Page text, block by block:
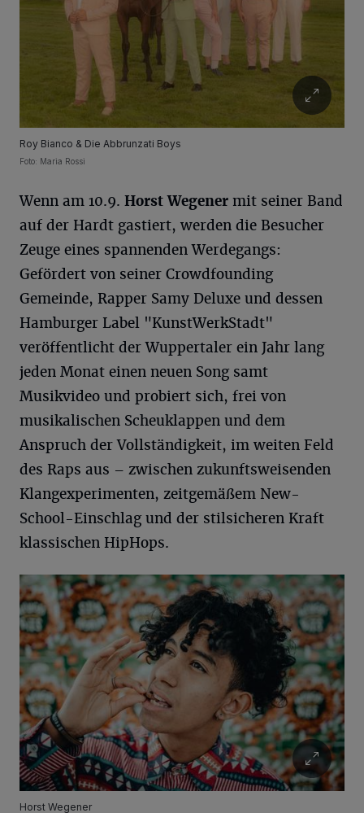
Roy Bianco & Die Abbrunzati Boys
Foto: Maria Rossi
Wenn am 10.9. Horst Wegener mit seiner Band
auf der Hardt gastiert, werden die Besucher
Zeuge eines spannenden Werdegangs:
Gefördert von seiner Crowdfounding
Gemeinde, Rapper Samy Deluxe und dessen
Hamburger Label "KunstWerkStadt"
veröffentlicht der Wuppertaler ein Jahr lang
jeden Monat einen neuen Song samt
Musikvideo und probiert sich, frei von
musikalischen Scheuklappen und dem
Anspruch der Vollständigkeit, im weiten Feld
des Raps aus – zwischen zukunftsweisenden
Klangexperimenten, zeitgemäßem New-
School-Einschlag und der stilsicheren Kraft
klassischen HipHops.
Horst Wegener